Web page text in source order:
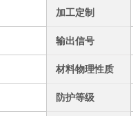
加工定制
输出信号
材料物理性质
防护等级